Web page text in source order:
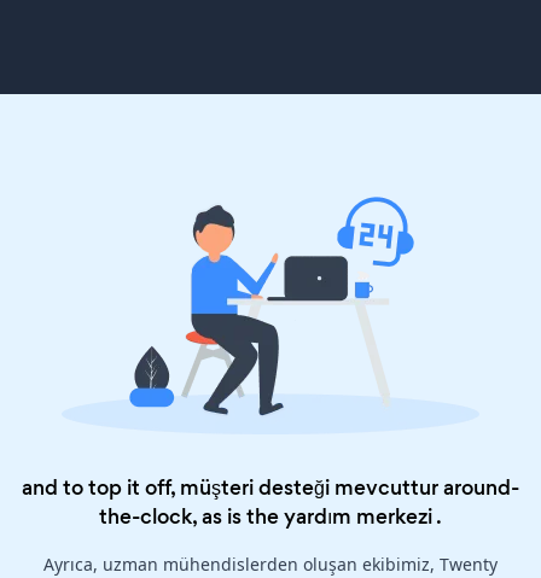
and to top it off, müşteri desteği mevcuttur around-
the-clock, as is theyardım merkezi.
Ayrıca, uzman mühendislerden oluşan ekibimiz, Twenty